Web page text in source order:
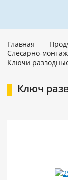
Главная
Слесарно-
Ключи
Ключ